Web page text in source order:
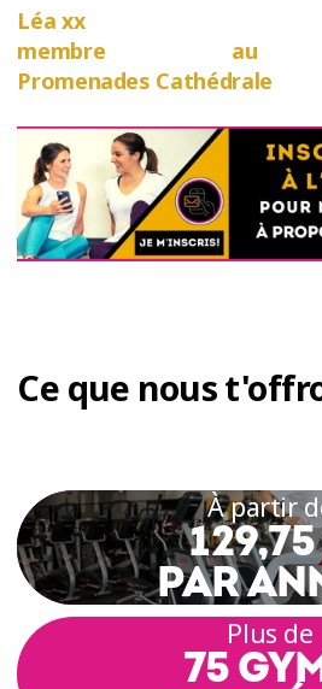
Léa xx
membre au
Promenades Cathédrale
Ce que nous
À partir
PAR
Plus de
75